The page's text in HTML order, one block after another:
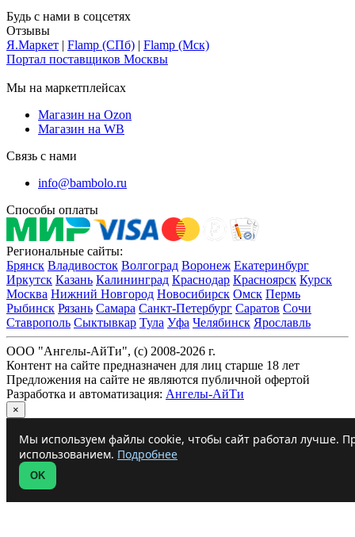
Будь с нами в соцсетях
Отзывы
Я.Маркет | Flamp (СПб) | Flamp (Мск)
Портал поставщиков Москвы
Мы на маркетплейсах
Магазин на Ozon
Магазин на WB
Связь с нами
info@bambolo.ru
Способы оплаты
Региональные сайты:
Брянск Владивосток Волгоград Воронеж Екатеринбург
Иркутск Казань Калининград Краснодар Красноярск Курск
Москва Нижний Новгород Новосибирск Омск Пермь
Рыбинск Рязань Самара Санкт-Петербург Саратов Сочи
Ставрополь Сыктывкар Тула Уфа Челябинск Ярославль
ООО "Ангелы-АйТи", (c) 2008-2026 г.
Контент на сайте предназначен для лиц старше 18 лет
Предложения на сайте не являются публичной офертой
Разработка и автоматизация: Ангелы-АйТи
×
Мы используем файлы cookie, чтобы сайт работал лучше.
использованием. Подробнее
OK